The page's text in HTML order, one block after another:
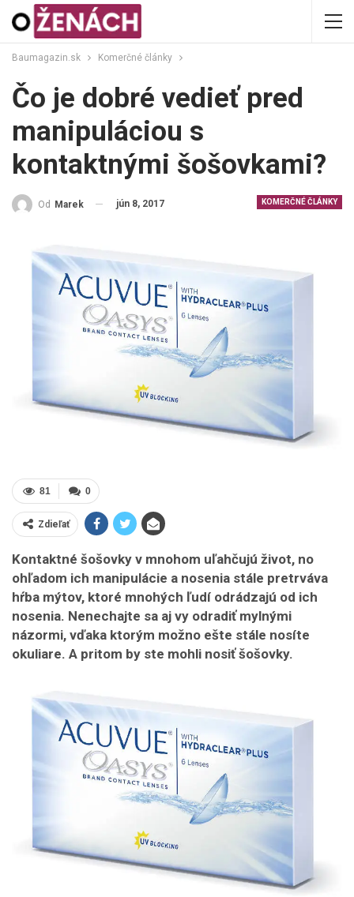
Baumagazin.sk Komerčné články
Čo je dobré vedieť pred
manipuláciou s
kontaktnými šošovkami?
KOMERČNÉ ČLÁNKY
Od Marek jún 8, 2017
0
81
Zdieľať
Kontaktné šošovky v mnohom uľahčujú život, no
ohľadom ich manipulácie a nosenia stále pretrváva
hŕba mýtov, ktoré mnohých ľudí odrádzajú od ich
nosenia. Nenechajte sa aj vy odradiť mylnými
názormi, vďaka ktorým možno ešte stále nosíte
okuliare. A pritom by ste mohli nosiť šošovky.